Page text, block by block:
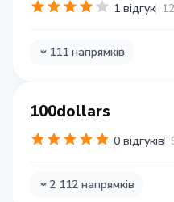
1 відгук
111 напрямків
100dollars
0 відгуків
2 112 напрямків